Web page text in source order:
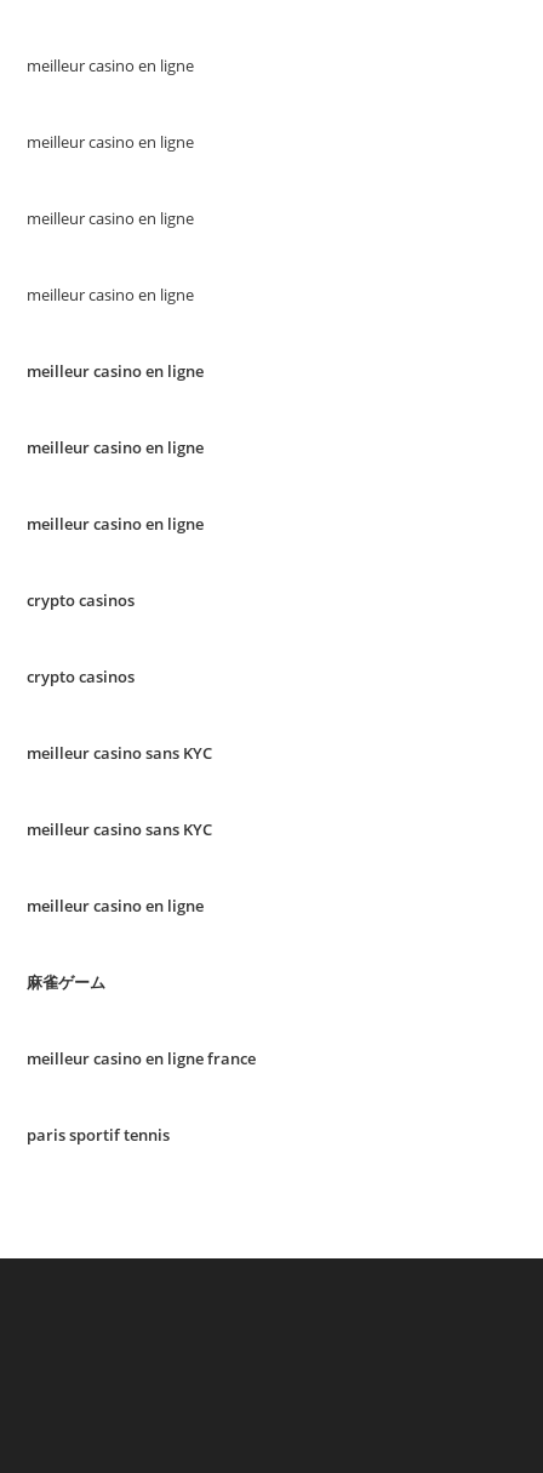
meilleur casino en ligne
meilleur casino en ligne
meilleur casino en ligne
meilleur casino en ligne
meilleur casino en ligne
meilleur casino en ligne
meilleur casino en ligne
crypto casinos
crypto casinos
meilleur casino sans KYC
meilleur casino sans KYC
meilleur casino en ligne
麻雀ゲーム
meilleur casino en ligne france
paris sportif tennis